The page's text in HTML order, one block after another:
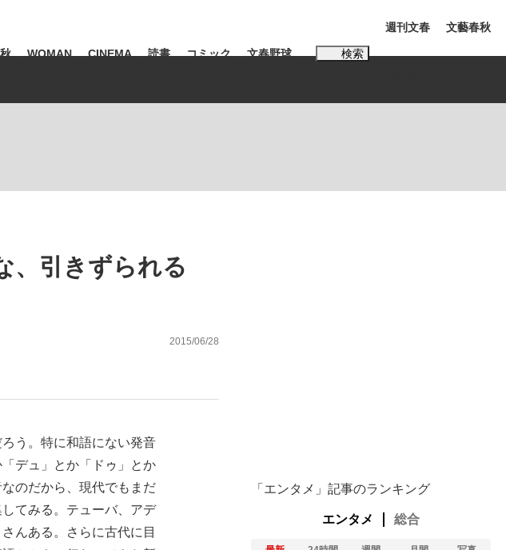
WOMAN CINEMA 読書 コミック 文春野球 検索
毅 #城彰二 #内田有紀
#松田聖子
週刊文春 文藝春秋
、引きずられる
2015/06/28
う。特に和語にない発音
デュ」とか「ドゥ」とか
のだから、現代でもまだ
てみる。テューバ、アデ
んある。さらに古代に目
「エンタメ」記事のランキング
エンタメ 総合